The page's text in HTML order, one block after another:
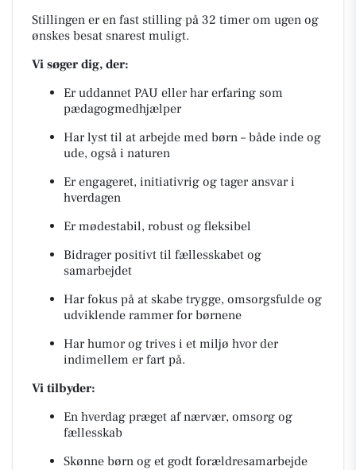
Stillingen er en fast stilling på 32 timer om ugen og
ønskes besat snarest muligt.
Vi søger dig, der:
Er uddannet PAU eller har erfaring som
pædagogmedhjælper
Har lyst til at arbejde med børn – både inde og
ude, også i naturen
Er engageret, initiativrig og tager ansvar i
hverdagen
Er mødestabil, robust og fleksibel
Bidrager positivt til fællesskabet og
samarbejdet
Har fokus på at skabe trygge, omsorgsfulde og
udviklende rammer for børnene
Har humor og trives i et miljø hvor der
indimellem er fart på.
Vi tilbyder:
En hverdag præget af nærvær, omsorg og
fællesskab
Skønne børn og et godt forældresamarbejde